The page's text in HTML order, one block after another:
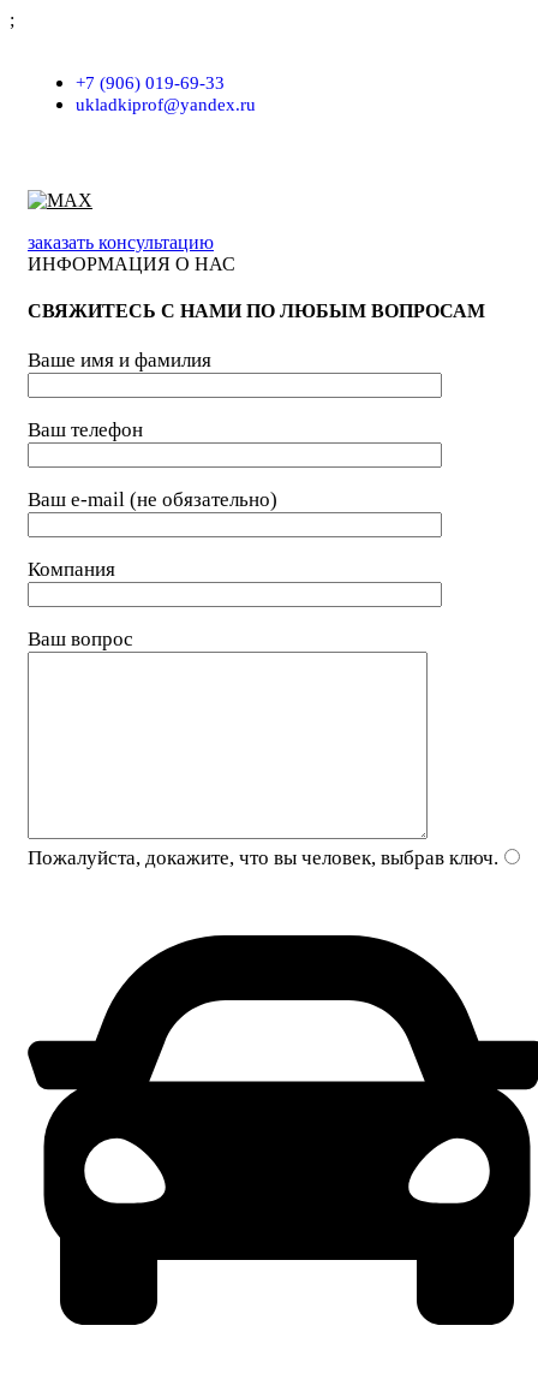
;
+7 (906) 019-69-33
ukladkiprof@yandex.ru
заказать консультацию
ИНФОРМАЦИЯ О НАС
СВЯЖИТЕСЬ С НАМИ ПО ЛЮБЫМ ВОПРОСАМ
Ваше имя и фамилия
Ваш телефон
Ваш e-mail (не обязательно)
Компания
Ваш вопрос
Пожалуйста, докажите, что вы человек, выбрав ключ.